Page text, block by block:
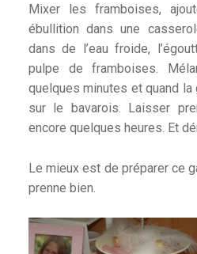
Mixer les framboises,
ébullition dans une
dans de l’eau froide,
pulpe de framboises.
quelques minutes et quand
sur le bavarois. Laisser
encore quelques heures. Et
Le mieux est de préparer ce
prenne bien.